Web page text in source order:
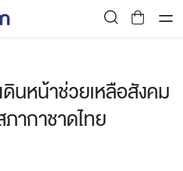
นหน้าช่วยเหลือสังคม
ากาชาดไทย